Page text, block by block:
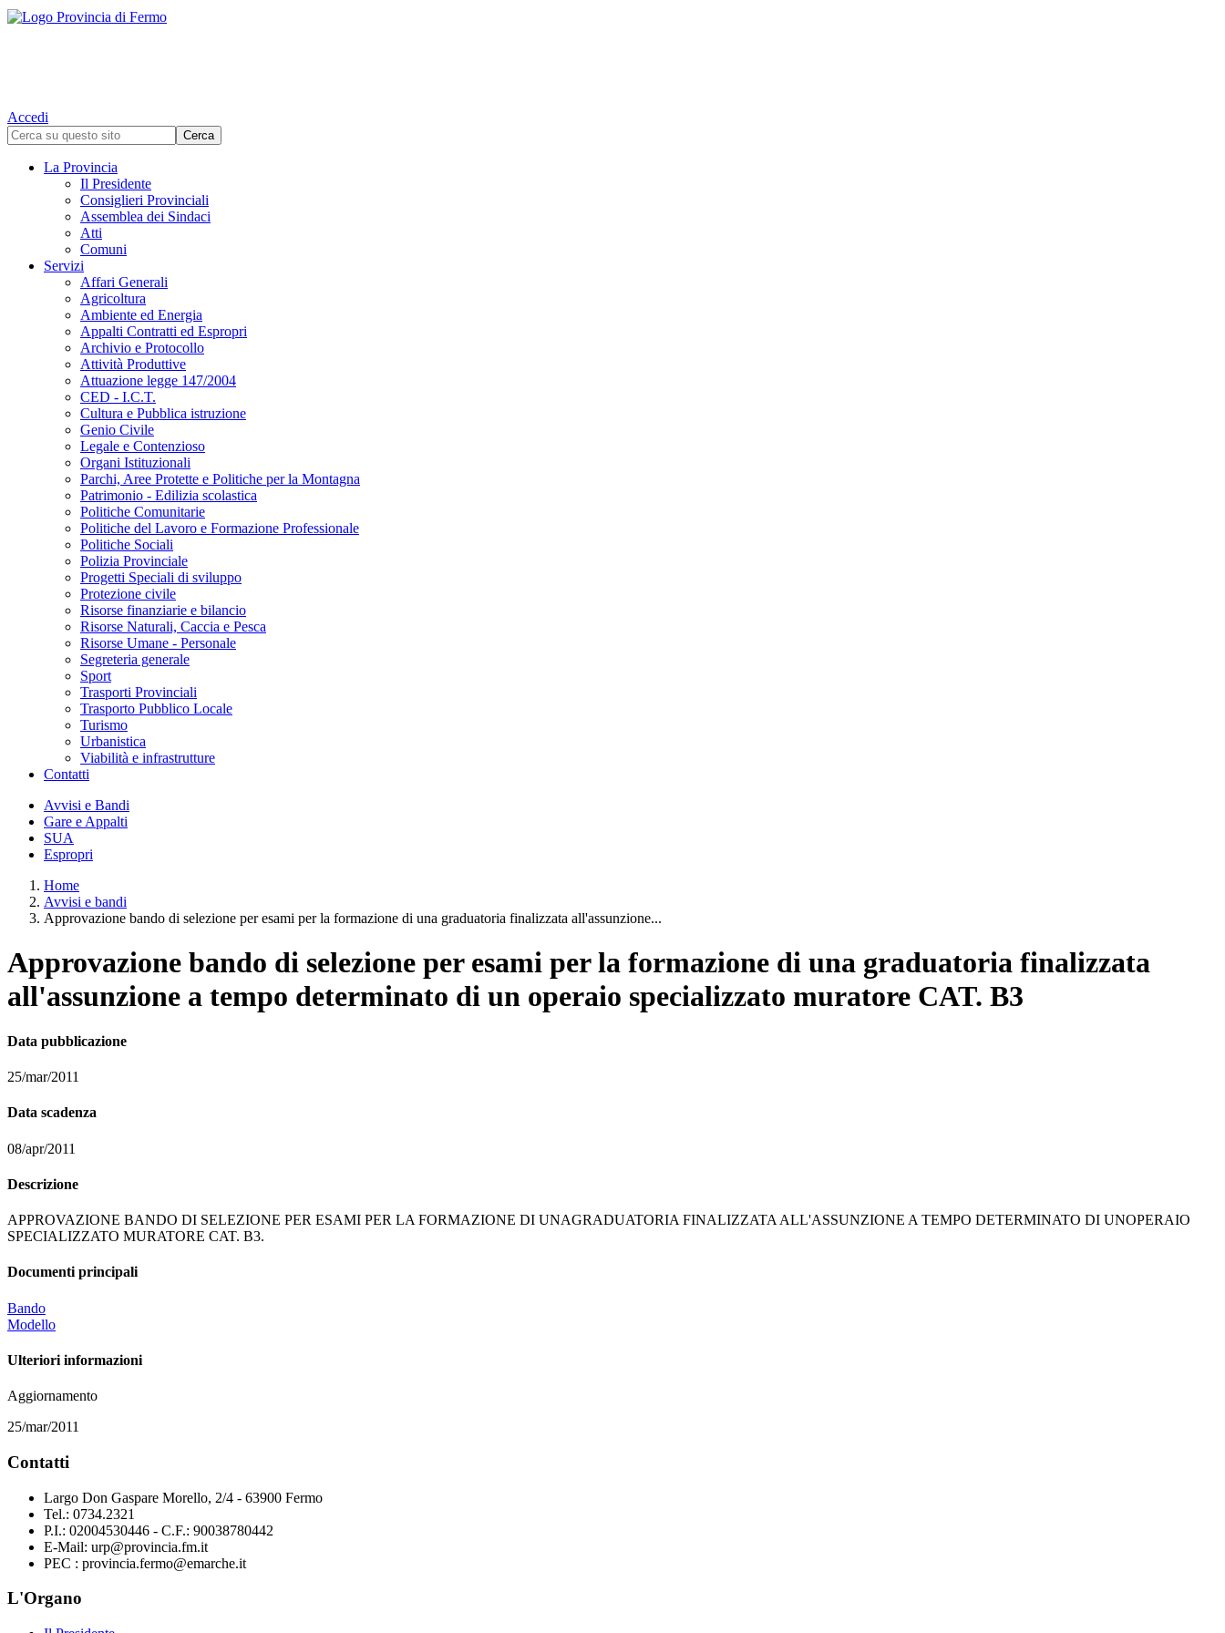
Accedi
La Provincia
Il Presidente
Consiglieri Provinciali
Assemblea dei Sindaci
Atti
Comuni
Servizi
Affari Generali
Agricoltura
Ambiente ed Energia
Appalti Contratti ed Espropri
Archivio e Protocollo
Attività Produttive
Attuazione legge 147/2004
CED - I.C.T.
Cultura e Pubblica istruzione
Genio Civile
Legale e Contenzioso
Organi Istituzionali
Parchi, Aree Protette e Politiche per la Montagna
Patrimonio - Edilizia scolastica
Politiche Comunitarie
Politiche del Lavoro e Formazione Professionale
Politiche Sociali
Polizia Provinciale
Progetti Speciali di sviluppo
Protezione civile
Risorse finanziarie e bilancio
Risorse Naturali, Caccia e Pesca
Risorse Umane - Personale
Segreteria generale
Sport
Trasporti Provinciali
Trasporto Pubblico Locale
Turismo
Urbanistica
Viabilità e infrastrutture
Contatti
Avvisi e Bandi
Gare e Appalti
SUA
Espropri
Home
Avvisi e bandi
Approvazione bando di selezione per esami per la formazione di una graduatoria finalizzata all'assunzione...
Approvazione bando di selezione per esami per la formazione di una graduatoria finalizzata
all'assunzione a tempo determinato di un operaio specializzato muratore CAT. B3
Data pubblicazione
25/mar/2011
Data scadenza
08/apr/2011
Descrizione
APPROVAZIONE BANDO DI SELEZIONE PER ESAMI PER LA FORMAZIONE DI UNAGRADUATORIA FINALIZZATA ALL'ASSUNZIONE A TEMPO DETERMINATO DI UNOPERAIO
SPECIALIZZATO MURATORE CAT. B3.
Documenti principali
Bando
Modello
Ulteriori informazioni
Aggiornamento
25/mar/2011
Contatti
Largo Don Gaspare Morello, 2/4 - 63900 Fermo
Tel.: 0734.2321
P.I.: 02004530446 - C.F.: 90038780442
E-Mail: urp@provincia.fm.it
PEC : provincia.fermo@emarche.it
L'Organo